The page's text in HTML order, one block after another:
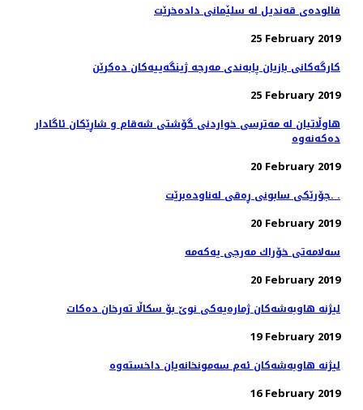
فالوده‌ی قه‌ندیل له‌ سلێمانی داده‌خرێت
25 February 2019
كارگه‌كانی بازیان پابه‌ندی مه‌رجه‌ ژینگه‌ییه‌كان ده‌كرێن
25 February 2019
هاوڵاتیان له‌ مەترسی خواردنی گۆشتی شەقام و شاڕێكان ئاگادار
20 February 2019
جۆرێكی سابونی ڕه‌قی له‌ناوده‌برێت. .
20 February 2019
20 February 2019
لیژنه‌ هاوبه‌شه‌كان ژماره‌یه‌كی نوێ بۆ سكاڵا ته‌رخان ده‌كات
19 February 2019
16 February 2019